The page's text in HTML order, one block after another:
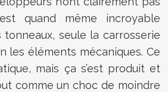
quand même incroyable
tonneaux, seule la carrosserie
les éléments mécaniques. Ce
mais ça s’est produit et
comme un choc de moindre